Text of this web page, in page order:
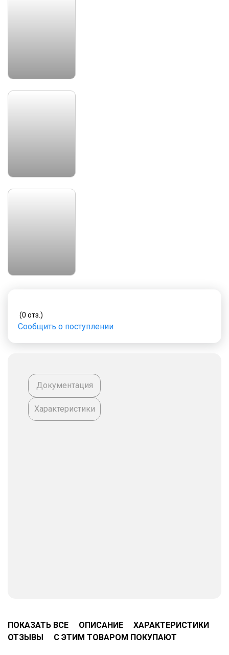
Документация
Характеристики
(0 отз.)
Сообщить о поступлении
ПОКАЗАТЬ ВСЕ ОПИСАНИЕ
ХАРАКТЕРИСТИКИ
ОТЗЫВЫ
С ЭТИМ ТОВАРОМ ПОКУПАЮТ